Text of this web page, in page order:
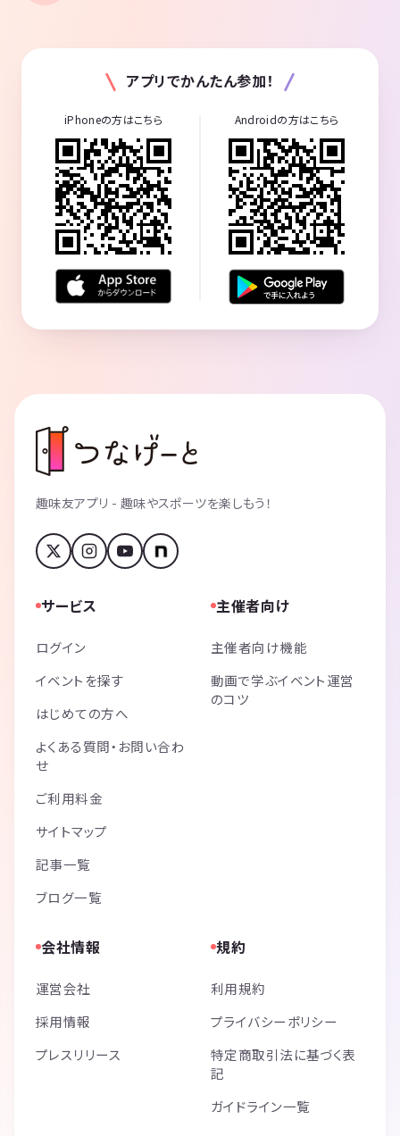
アプリでかんたん参加！
iPhoneの方はこちら Androidの方はこちら
趣味友アプリ - 趣味やスポーツを楽しもう！
サービス
ログイン
イベントを探す
はじめての方へ
よくある質問・お問い合わ
せ
ご利用料金
サイトマップ
記事一覧
ブログ一覧
主催者向け
主催者向け機能
動画で学ぶイベント運営
のコツ
会社情報
運営会社
採用情報
プレスリリース
規約
利用規約
プライバシーポリシー
特定商取引法に基づく表
記
ガイドライン一覧